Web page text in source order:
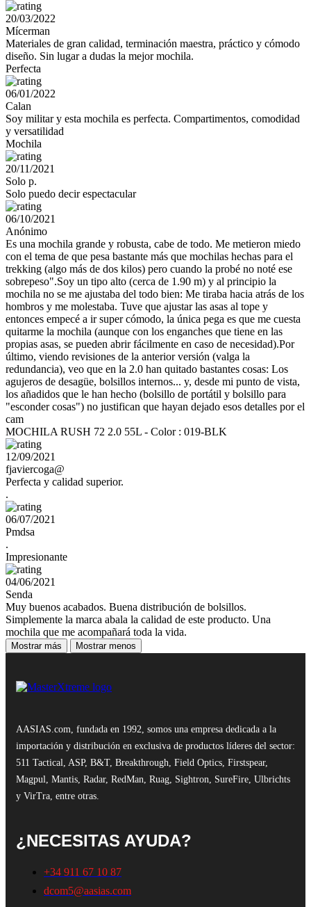
20/03/2022
Mícerman
Materiales de gran calidad, terminación maestra, práctico y cómodo
diseño. Sin lugar a dudas la mejor mochila.
Perfecta
06/01/2022
Calan
Soy militar y esta mochila es perfecta. Compartimentos, comodidad
y versatilidad
Mochila
20/11/2021
Solo p.
Solo puedo decir espectacular
06/10/2021
Anónimo
Es una mochila grande y robusta, cabe de todo. Me metieron miedo
con el tema de que pesa bastante más que mochilas hechas para el
trekking (algo más de dos kilos) pero cuando la probé no noté ese
sobrepeso".Soy un tipo alto (cerca de 1.90 m) y al principio la
mochila no se me ajustaba del todo bien: Me tiraba hacia atrás de los
hombros y me molestaba. Tuve que ajustar las asas al tope y
entonces empecé a ir super cómodo, la única pega es que me cuesta
quitarme la mochila (aunque con los enganches que tiene en las
propias asas, se pueden abrir fácilmente en caso de necesidad).Por
último, viendo revisiones de la anterior versión (valga la
redundancia), veo que en la 2.0 han quitado bastantes cosas: Los
agujeros de desagüe, bolsillos internos... y, desde mi punto de vista,
los añadidos que le han hecho (bolsillo de portátil y bolsillo para
"esconder cosas") no justifican que hayan dejado esos detalles por el
cam
MOCHILA RUSH 72 2.0 55L - Color : 019-BLK
12/09/2021
fjaviercoga@
Perfecta y calidad superior.
.
06/07/2021
Pmdsa
.
Impresionante
04/06/2021
Senda
Muy buenos acabados. Buena distribución de bolsillos.
Simplemente la marca abala la calidad de este producto. Una
mochila que me acompañará toda la vida.
Mostrar más Mostrar menos
AASIAS.com, fundada en 1992, somos una empresa dedicada a la
importación y distribución en exclusiva de productos líderes del sector:
511 Tactical, ASP, B&T, Breakthrough, Field Optics, Firstspear,
Magpul, Mantis, Radar, RedMan, Ruag, Sightron, SureFire, Ulbrichts
y VirTra, entre otras.
¿NECESITAS AYUDA?
+34 911 67 10 87
dcom5@aasias.com